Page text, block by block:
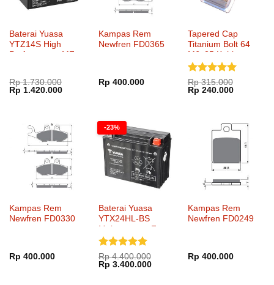
Baterai Yuasa
YTZ14S High
Performance MF
Rp1.730.000
Harga
aslinya
Rp 1.420.000Harga
Rp 1.420.000.
Kampas Rem
Newfren FD0365
Rp 400.000
Tapered Cap
Titanium Bolt 64
M6x25 Kohken
KOK-1051xx
Dinilai5
dari 5
Rp315.000
Harga
aslinya
Rp 240.000Harga
Rp
Kampas Rem
Newfren FD0330
Rp 400.000
-23%
Baterai Yuasa
YTX24HL-BS
Maintenance Free
Dinilai5
dari 5
Rp4.400.000
Harga
aslinya
Rp 3.400.000Harga
Kampas Rem
Newfren FD0249
Rp 400.000